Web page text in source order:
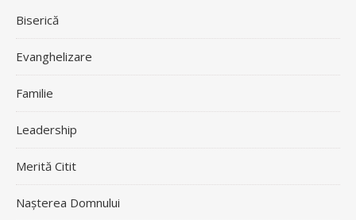
Biserică
Evanghelizare
Familie
Leadership
Merită Citit
Nașterea Domnului